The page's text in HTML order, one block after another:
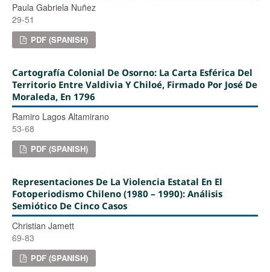
Paula Gabriela Nuñez
29-51
PDF (SPANISH)
Cartografía Colonial De Osorno: La Carta Esférica Del
Territorio Entre Valdivia Y Chiloé, Firmado Por José De
Moraleda, En 1796
Ramiro Lagos Altamirano
53-68
PDF (SPANISH)
Representaciones De La Violencia Estatal En El
Fotoperiodismo Chileno (1980 – 1990): Análisis
Semiótico De Cinco Casos
Christian Jamett
69-83
PDF (SPANISH)